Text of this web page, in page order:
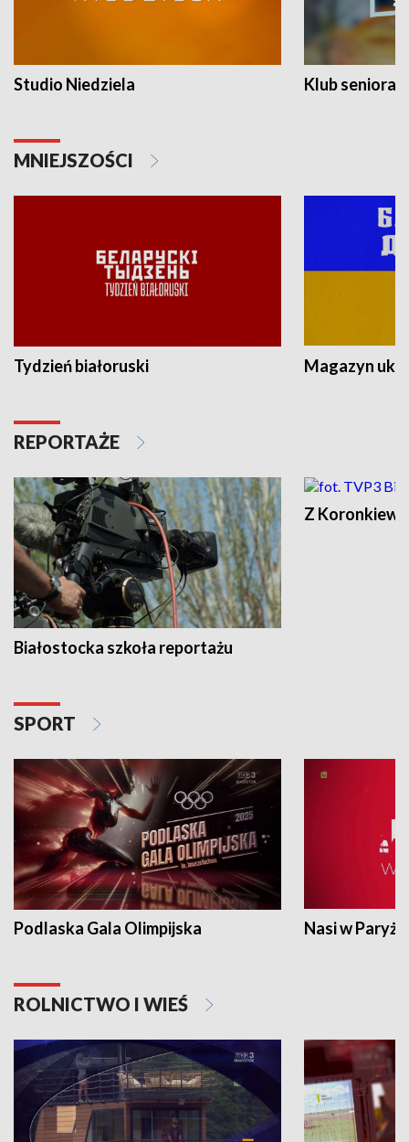
Studio Niedziela Klub seniora
MNIEJSZOŚCI
Tydzień białoruski Magazyn
REPORTAŻE
Białostocka szkoła reportażu
Z
SPORT
Podlaska Gala Olimpijska Nasi w Paryżu
ROLNICTWO I WIEŚ